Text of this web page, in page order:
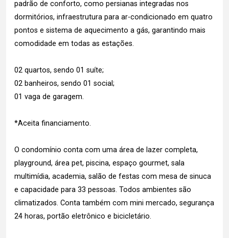
padrão de conforto, como persianas integradas nos
dormitórios, infraestrutura para ar-condicionado em quatro
pontos e sistema de aquecimento a gás, garantindo mais
comodidade em todas as estações.
02 quartos, sendo 01 suíte;
02 banheiros, sendo 01 social;
01 vaga de garagem.
*Aceita financiamento.
O condomínio conta com uma área de lazer completa,
playground, área pet, piscina, espaço gourmet, sala
multimídia, academia, salão de festas com mesa de sinuca
e capacidade para 33 pessoas. Todos ambientes são
climatizados. Conta também com mini mercado, segurança
24 horas, portão eletrônico e bicicletário.